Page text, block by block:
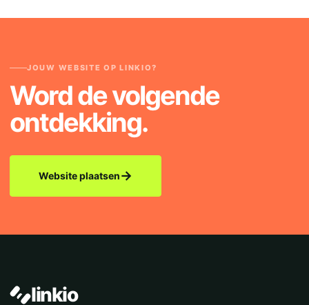
JOUW WEBSITE OP LINKIO?
Word de volgende
ontdekking.
Website plaatsen→
linkio